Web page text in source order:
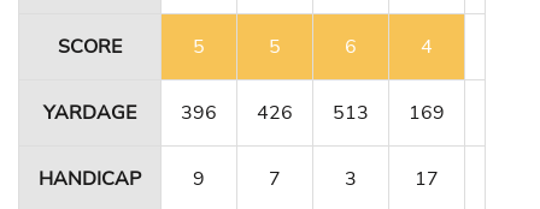
SCORE 5 5 6 4
YARDAGE 396 426 513 169
HANDICAP 9 7 3 17